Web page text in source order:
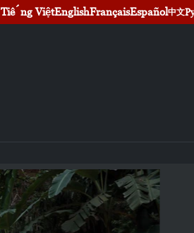
Tiếng ViệtEnglishFrançaisEspañol中文